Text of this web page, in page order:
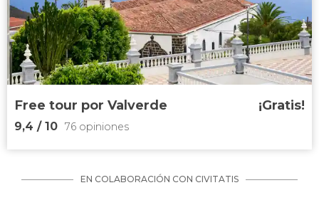


33 opiniones
tomar el sol en
cubierta y practicar snorkel en medio del océano
Free tour por Valverde
9,4 / 10 76 opiniones
¡Gratis!
EN COLABORACIÓN CON CIVITATIS